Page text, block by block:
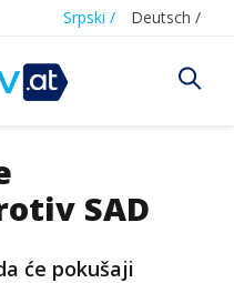
Srpski / Deutsch /
SAD
će pokušaji